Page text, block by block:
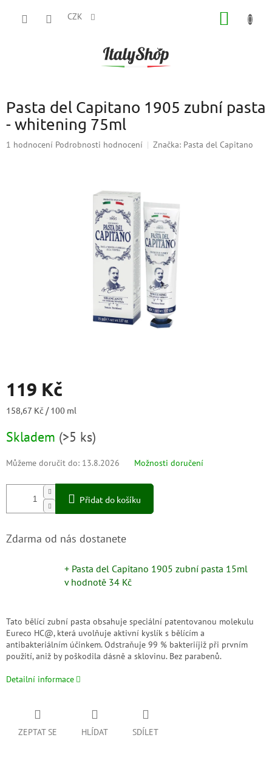
CZK
Pasta del Capitano 1905 zubní pasta
- whitening 75ml
Průměrné
1 hodnocení Podrobnosti hodnocení Značka: Pasta del Capitano
119 Kč
Měrná
158,67 Kč / 100 ml
Skladem (>5 ks)
Můžeme doručit do: 13.8.2026 Možnosti doručení
Přidat do košíku
Zdarma od nás dostanete
+ Pasta del Capitano 1905 zubní pasta 15ml
v hodnotě 34 Kč
Tato bělící zubní pasta obsahuje speciální patentovanou molekulu
Eureco HC@, která uvolňuje aktivní kyslík s bělícím a
antibakteriálním účinkem. Odstraňuje 99 % bakteriíjiž při prvním
použití, aniž by poškodila dásně a sklovinu. Bez parabenů.
Detailní informace
ZEPTAT SE HLÍDAT SDÍLET